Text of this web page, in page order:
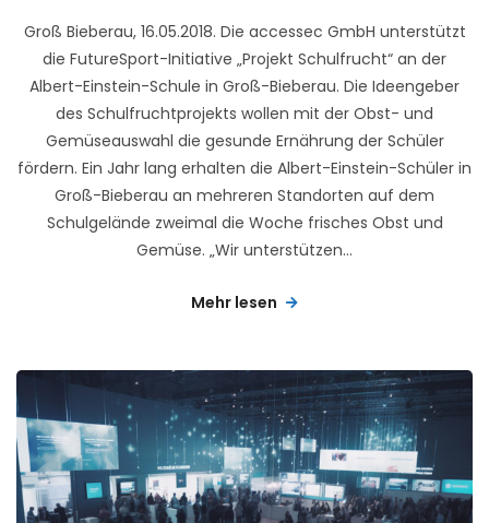
Groß Bieberau, 16.05.2018. Die accessec GmbH unterstützt
die FutureSport-Initiative „Projekt Schulfrucht“ an der
Albert-Einstein-Schule in Groß-Bieberau. Die Ideengeber
des Schulfruchtprojekts wollen mit der Obst- und
Gemüseauswahl die gesunde Ernährung der Schüler
fördern. Ein Jahr lang erhalten die Albert-Einstein-Schüler in
Groß-Bieberau an mehreren Standorten auf dem
Schulgelände zweimal die Woche frisches Obst und
Gemüse. „Wir unterstützen...
Mehr lesen